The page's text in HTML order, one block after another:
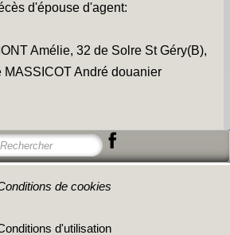
-
-
-
d'épouse d'agent:
Amélie, 32 de Solre St Géry(B),
MASSICOT André douanier
de cookies
d'utilisation